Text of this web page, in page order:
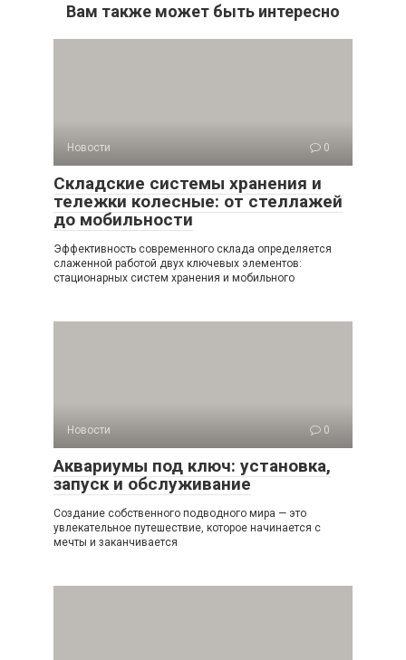
Вам также может быть интересно
Новости 0
Складские системы хранения и
тележки колесные: от стеллажей
до мобильности
Эффективность современного склада определяется
слаженной работой двух ключевых элементов:
стационарных систем хранения и мобильного
Новости 0
Аквариумы под ключ: установка,
запуск и обслуживание
Создание собственного подводного мира — это
увлекательное путешествие, которое начинается с
мечты и заканчивается